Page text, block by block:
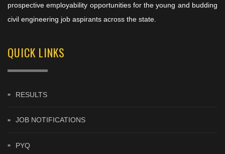
prospective employability opportunities for the young and budding
civil engineering job aspirants across the state.
QUICK LINKS
RESULTS
JOB NOTIFICATIONS
PYQ